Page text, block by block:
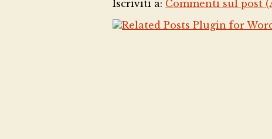
Iscriviti a: Commenti sul post